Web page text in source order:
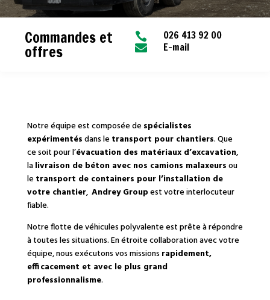
Commandes et
offres
 026 413 92 00
 E-mail
Notre équipe est composée de spécialistes
expérimentésdans le transport pour chantiers. Que
ce soit pour l’évacuation des matériaux d’excavation,
lalivraison de béton avec nos camions malaxeursou
le transport de containers pour l’installation de
votre chantier, Andrey Groupest votre interlocuteur
fiable.
Notre flotte de véhicules polyvalente est prête à répondre
à toutes les situations. En étroite collaboration avec votre
équipe, nous exécutons vos missions rapidement,
efficacement et avec le plus grand
professionnalisme.